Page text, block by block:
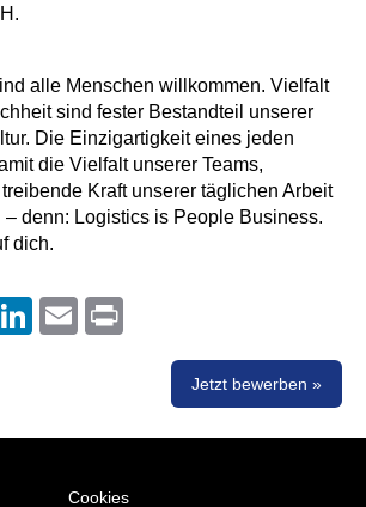
alle Menschen willkommen. Vielfalt
sind fester Bestandteil unserer
Die Einzigartigkeit eines jeden
die Vielfalt unserer Teams,
Kraft unserer täglichen Arbeit
– denn: Logistics is People Business.
dich.
LinkedInEmail
Jetzt bewerben »
Cookies